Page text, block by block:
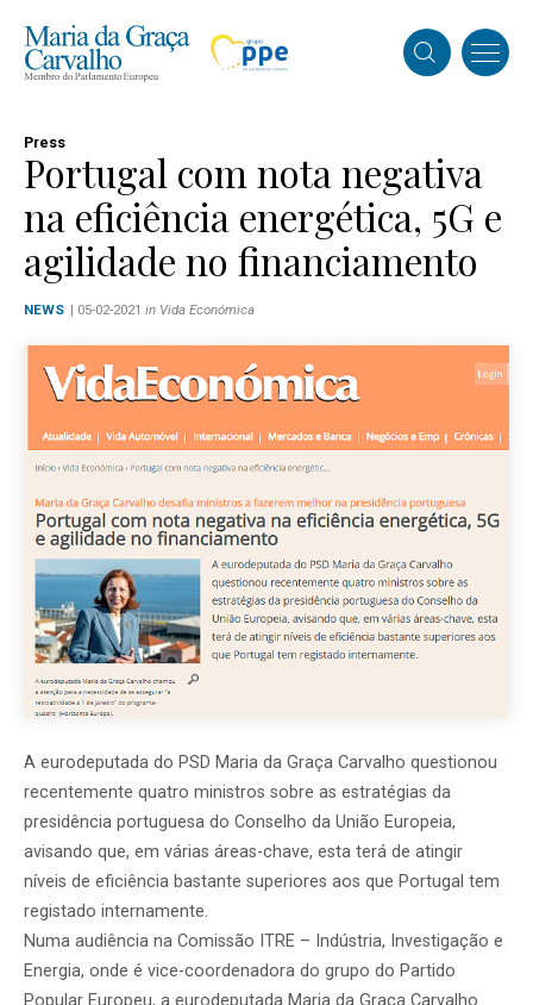
Press
Portugal com nota negativa
na eficiência energética, 5G e
agilidade no financiamento
NEWS | 05-02-2021 in Vida Económica
A eurodeputada do PSD Maria da Graça Carvalho questionou
recentemente quatro ministros sobre as estratégias da
presidência portuguesa do Conselho da União Europeia,
avisando que, em várias áreas-chave, esta terá de atingir
níveis de eficiência bastante superiores aos que Portugal tem
registado internamente.
Numa audiência na Comissão ITRE – Indústria, Investigação e
Energia, onde é vice-coordenadora do grupo do Partido
Popular Europeu, a eurodeputada Maria da Graça Carvalho